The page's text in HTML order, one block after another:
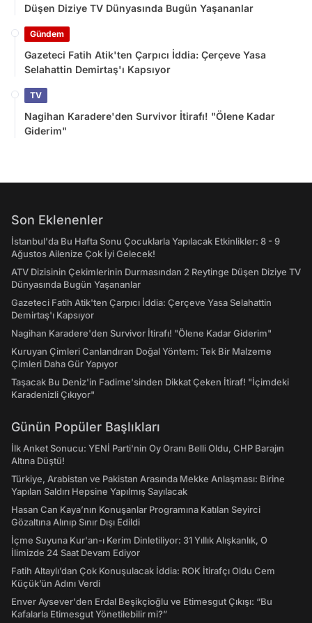
Düşen Diziye TV Dünyasında Bugün Yaşananlar
Gündem
Gazeteci Fatih Atik'ten Çarpıcı İddia: Çerçeve Yasa
Selahattin Demirtaş'ı Kapsıyor
TV
Nagihan Karadere'den Survivor İtirafı! "Ölene Kadar
Giderim"
Son Eklenenler
İstanbul'da Bu Hafta Sonu Çocuklarla Yapılacak Etkinlikler: 8 - 9
Ağustos Ailenize Çok İyi Gelecek!
ATV Dizisinin Çekimlerinin Durmasından 2 Reytinge Düşen Diziye TV
Dünyasında Bugün Yaşananlar
Gazeteci Fatih Atik'ten Çarpıcı İddia: Çerçeve Yasa Selahattin
Demirtaş'ı Kapsıyor
Nagihan Karadere'den Survivor İtirafı! "Ölene Kadar Giderim"
Kuruyan Çimleri Canlandıran Doğal Yöntem: Tek Bir Malzeme
Çimleri Daha Gür Yapıyor
Taşacak Bu Deniz'in Fadime'sinden Dikkat Çeken İtiraf! "İçimdeki
Karadenizli Çıkıyor"
Günün Popüler Başlıkları
İlk Anket Sonucu: YENİ Parti'nin Oy Oranı Belli Oldu, CHP Barajın
Altına Düştü!
Türkiye, Arabistan ve Pakistan Arasında Mekke Anlaşması: Birine
Yapılan Saldırı Hepsine Yapılmış Sayılacak
Hasan Can Kaya’nın Konuşanlar Programına Katılan Seyirci
Gözaltına Alınıp Sınır Dışı Edildi
İçme Suyuna Kur'an-ı Kerim Dinletiliyor: 31 Yıllık Alışkanlık, O
İlimizde 24 Saat Devam Ediyor
Fatih Altaylı’dan Çok Konuşulacak İddia: ROK İtirafçı Oldu Cem
Küçük’ün Adını Verdi
Enver Aysever'den Erdal Beşikçioğlu ve Etimesgut Çıkışı: “Bu
Kafalarla Etimesgut Yönetilebilir mi?”